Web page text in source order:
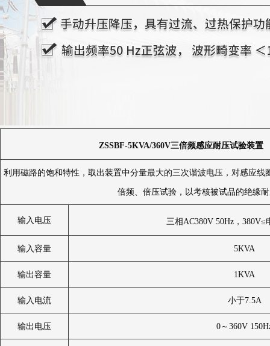
ZSSBF-5KVA/360V三倍频感应耐压试验装置
利用磁路的饱和特性，取出装置中分量最大的三次谐波电压，对感应
倍频、倍压试验，以考核被试品的绝缘
输入电压 三相AC380V 50Hz，380V≤
输入容量 5KVA
输出容量 1KVA
输入电流 小于7.5A
输出电压 0～360V